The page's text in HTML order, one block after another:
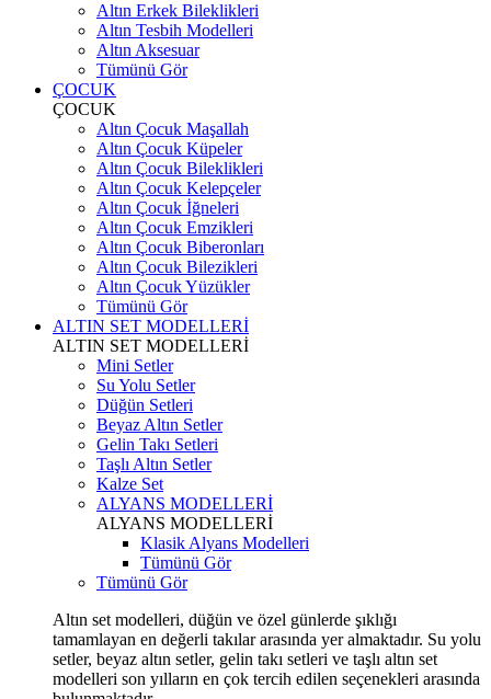
Altın Erkek Bileklikleri
Altın Tesbih Modelleri
Altın Aksesuar
Tümünü Gör
ÇOCUK
ÇOCUK
Altın Çocuk Maşallah
Altın Çocuk Küpeler
Altın Çocuk Bileklikleri
Altın Çocuk Kelepçeler
Altın Çocuk İğneleri
Altın Çocuk Emzikleri
Altın Çocuk Biberonları
Altın Çocuk Bilezikleri
Altın Çocuk Yüzükler
Tümünü Gör
ALTIN SET MODELLERİ
ALTIN SET MODELLERİ
Mini Setler
Su Yolu Setler
Düğün Setleri
Beyaz Altın Setler
Gelin Takı Setleri
Taşlı Altın Setler
Kalze Set
ALYANS MODELLERİ
ALYANS MODELLERİ
Klasik Alyans Modelleri
Tümünü Gör
Tümünü Gör
Altın set modelleri, düğün ve özel günlerde şıklığı
tamamlayan en değerli takılar arasında yer almaktadır. Su yolu
setler, beyaz altın setler, gelin takı setleri ve taşlı altın set
modelleri son yılların en çok tercih edilen seçenekleri arasında